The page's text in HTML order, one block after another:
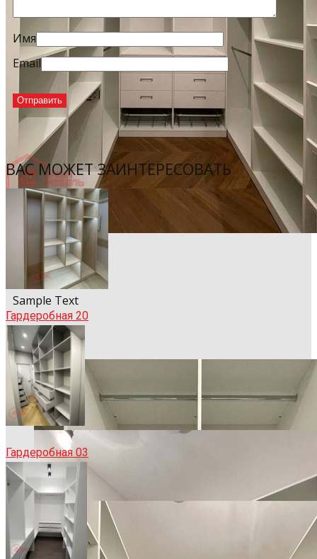
Sample Title
Sample Text
Имя
Email
ВАС МОЖЕТ ЗАИНТЕРЕСОВАТЬ
Гардеробная 20
Гардеробная 03